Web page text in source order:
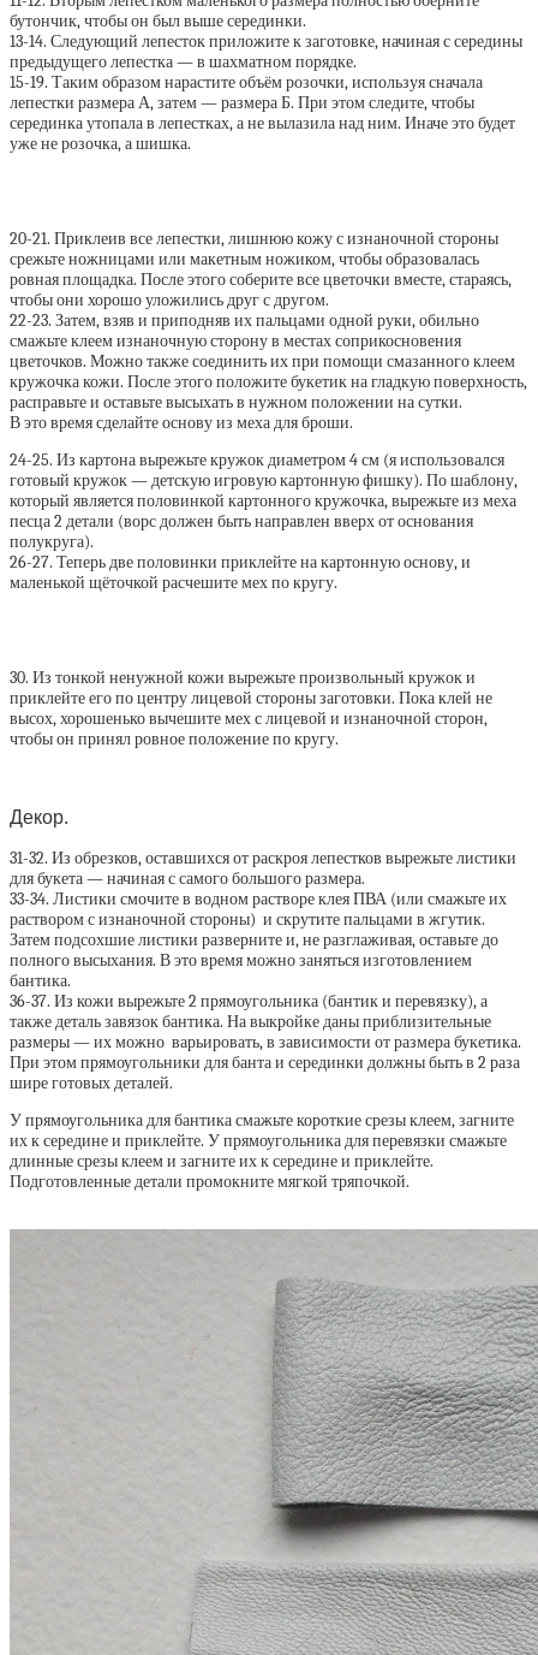
бутончик, чтобы он был выше серединки.
13-14. Следующий лепесток приложите к заготовке, начиная с середины
предыдущего лепестка — в шахматном порядке.
15-19. Таким образом нарастите объём розочки, используя сначала
лепестки размера А, затем — размера Б. При этом следите, чтобы
серединка утопала в лепестках, а не вылазила над ним. Иначе это будет
уже не розочка, а шишка.
20-21. Приклеив все лепестки, лишнюю кожу с изнаночной стороны
срежьте ножницами или макетным ножиком, чтобы образовалась
ровная площадка. После этого соберите все цветочки вместе, стараясь,
чтобы они хорошо уложились друг с другом.
22-23. Затем, взяв и приподняв их пальцами одной руки, обильно
смажьте клеем изнаночную сторону в местах соприкосновения
цветочков. Можно также соединить их при помощи смазанного клеем
кружочка кожи. После этого положите букетик на гладкую поверхность,
расправьте и оставьте высыхать в нужном положении на сутки.
В это время сделайте основу из меха для броши.
24-25. Из картона вырежьте кружок диаметром 4 см (я использовался
готовый кружок — детскую игровую картонную фишку). По шаблону,
который является половинкой картонного кружочка, вырежьте из меха
песца 2 детали (ворс должен быть направлен вверх от основания
полукруга).
26-27. Теперь две половинки приклейте на картонную основу, и
маленькой щёточкой расчешите мех по кругу.
30. Из тонкой ненужной кожи вырежьте произвольный кружок и
приклейте его по центру лицевой стороны заготовки. Пока клей не
высох, хорошенько вычешите мех с лицевой и изнаночной сторон,
чтобы он принял ровное положение по кругу.
Декор.
31-32. Из обрезков, оставшихся от раскроя лепестков вырежьте листики
для букета — начиная с самого большого размера.
33-34. Листики смочите в водном растворе клея ПВА (или смажьте их
раствором с изнаночной стороны) и скрутите пальцами в жгутик.
Затем подсохшие листики разверните и, не разглаживая, оставьте до
полного высыхания. В это время можно заняться изготовлением
бантика.
36-37. Из кожи вырежьте 2 прямоугольника (бантик и перевязку), а
также деталь завязок бантика. На выкройке даны приблизительные
размеры — их можно варьировать, в зависимости от размера букетика.
При этом прямоугольники для банта и серединки должны быть в 2 раза
шире готовых деталей.
У прямоугольника для бантика смажьте короткие срезы клеем, загните
их к середине и приклейте. У прямоугольника для перевязки смажьте
длинные срезы клеем и загните их к середине и приклейте.
Подготовленные детали промокните мягкой тряпочкой.